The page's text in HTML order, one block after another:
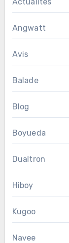
Angwatt
Avis
Balade
Blog
Boyueda
Dualtron
Hiboy
Kugoo
Navee